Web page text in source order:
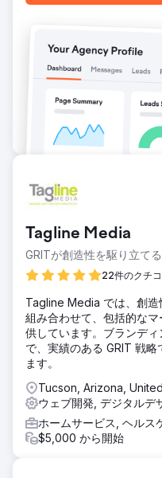
Tagline Media
GRITが創造性を駆り立て
22件のクチコ
Tagline Media では、創造
組み合わせて、包括的な
供しています。ブランデ
で、実績のある GRIT 戦
ます。
Tucson, Arizona,
ウェブ開発, デジタルデ
ホームサービス, ヘルス
$5,000 から開始